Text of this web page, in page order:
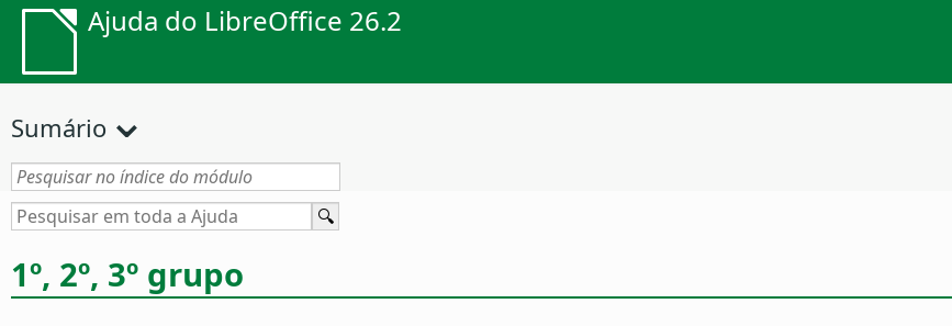
Ajuda do LibreOffice 26.2
Sumário
1º, 2º, 3º grupo